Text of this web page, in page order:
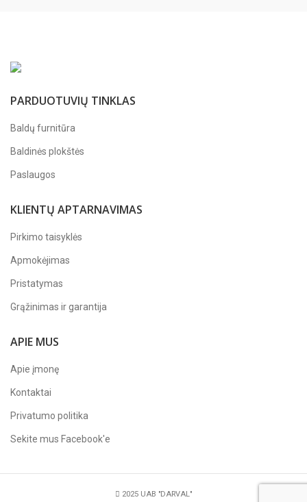
PARDUOTUVIŲ TINKLAS
Baldų furnitūra
Baldinės plokštės
Paslaugos
KLIENTŲ APTARNAVIMAS
Pirkimo taisyklės
Apmokėjimas
Pristatymas
Grąžinimas ir garantija
APIE MUS
Apie įmonę
Kontaktai
Privatumo politika
Sekite mus Facebook'e
2025 UAB "DARVAL"